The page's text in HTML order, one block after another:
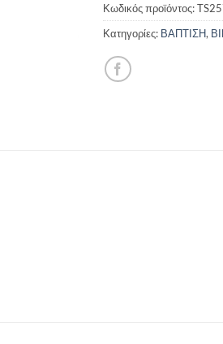
Κωδικός προϊόντος:
Κατηγορίες: ΒΑΠΤΙΣΗ,